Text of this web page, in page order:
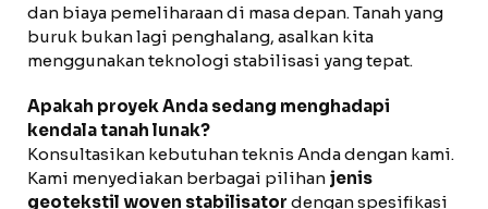
dan biaya pemeliharaan di masa depan. Tanah yang
buruk bukan lagi penghalang, asalkan kita
menggunakan teknologi stabilisasi yang tepat.
Apakah proyek Anda sedang menghadapi
kendala tanah lunak?
Konsultasikan kebutuhan teknis Anda dengan kami.
Kami menyediakan berbagai pilihan jenis
geotekstil woven stabilisator dengan spesifikasi